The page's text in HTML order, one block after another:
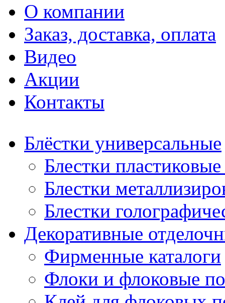
О компании
Заказ, доставка, оплата
Видео
Акции
Контакты
Блёстки универсальные
Блестки
Блестки
Блестки
Декоративные
Фирменные каталоги
Флоки и флоковые